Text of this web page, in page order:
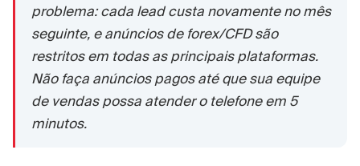
problema: cada lead custa novamente no mês
seguinte, e anúncios de forex/CFD são
restritos em todas as principais plataformas.
Não faça anúncios pagos até que sua equipe
de vendas possa atender o telefone em 5
minutos.